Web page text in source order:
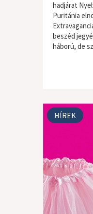
hadjárat
Puritánia
beszéd
háború, de
HÍREK